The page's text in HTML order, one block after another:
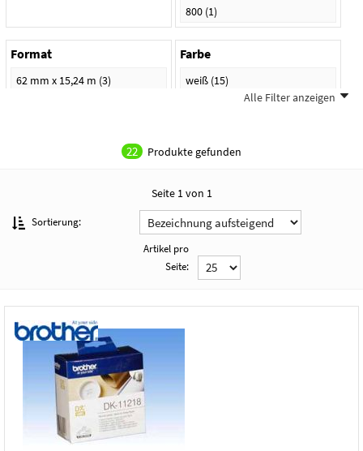
800 (1)
Format
62 mm x 15,24 m (3)
Farbe
weiß (15)
Alle Filter anzeigen
22 Produkte gefunden
Seite 1 von 1
Sortierung:
Artikel pro
Seite: